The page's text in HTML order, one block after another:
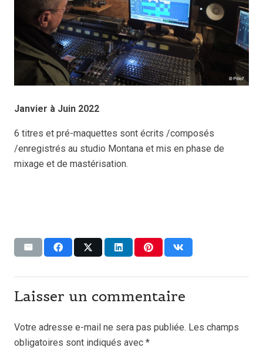
Janvier à Juin 2022
6 titres et pré-maquettes sont écrits /composés
/enregistrés au studio Montana et mis en phase de
mixage et de mastérisation.
Laisser un commentaire
Votre adresse e-mail ne sera pas publiée. Les champs
obligatoires sont indiqués avec *